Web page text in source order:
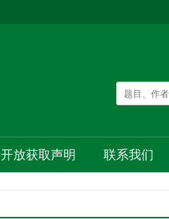
开放获取声明 联系我们